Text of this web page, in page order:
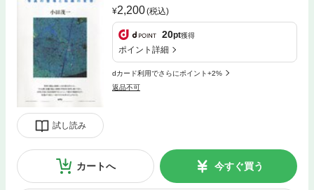
試し読み
2,200(税込)
20pt獲得
ポイント詳細
dカード利用でさらにポイント+2%
返品不可
カートへ 今すぐ買う